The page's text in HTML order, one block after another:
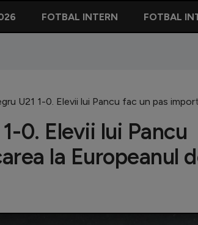
FOTBAL INTERN FOTBAL
U21 1-0. Elevii lui Pancu fac un pas
0. Elevii lui Pancu
la Europeanul